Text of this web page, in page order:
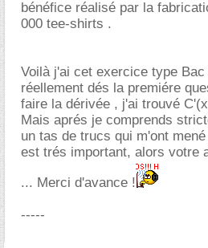
bénéfice réalisé par la
000 tee-shirts .
Voilà j'ai cet exercice type
réellement dés la premiére
faire la dérivée , j'ai trouvé
Mais aprés je comprends
un tas de trucs qui m'ont
est trés important, alors votre
... Merci d'avance !
-----